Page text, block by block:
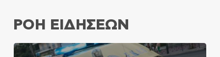
ΡΟΗ ΕΙΔΗΣΕΩΝ